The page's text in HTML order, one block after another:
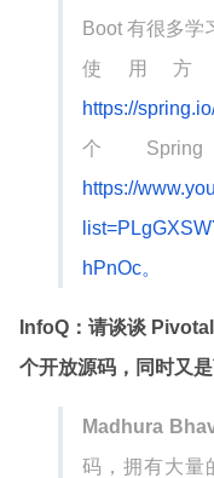
Boot 有很多学
使用
https://
个
https://
hPnOc。
InfoQ：请谈谈
个开放源码，同时又
Madhura
码，拥有大量